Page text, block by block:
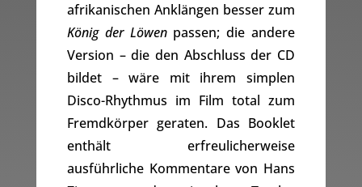
afrikanischen Anklängen besser zum
König der Löwenpassen; die andere
Version – die den Abschluss der CD
bildet – wäre mit ihrem simplen
Disco-Rhythmus im Film total zum
Fremdkörper geraten. Das Booklet
enthält erfreulicherweise
ausführliche Kommentare von Hans